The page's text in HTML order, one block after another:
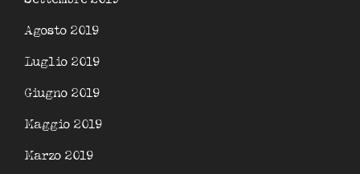
Agosto 2019
Luglio 2019
Giugno 2019
Maggio 2019
Marzo 2019